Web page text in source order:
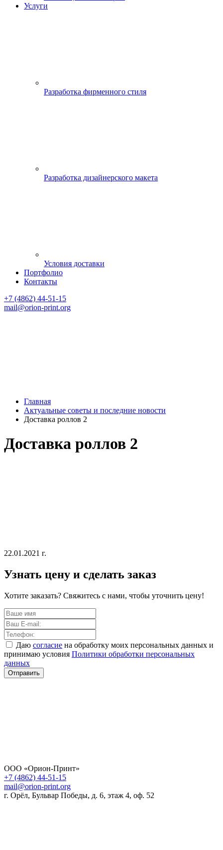
Услуги
Разработка фирменного стиля
Разработка дизайнерского макета
Условия доставки
Портфолио
Контакты
+7 (4862) 44-51-15
mail@orion-print.org
Главная
Актуальные советы и последние новости
Доставка роллов 2
Доставка роллов 2
22.01.2021 г.
Узнать цену и сделать заказ
Хотите заказать? Свяжитесь с нами, чтобы уточнить цену!
Даю согласие на обработку моих персональных данных и
принимаю условия Политики обработки персональных
данных
Отправить
ООО «Орион-Принт»
+7 (4862) 44-51-15
mail@orion-print.org
г. Орёл, Бульвар Победы, д. 6, этаж 4, оф. 52